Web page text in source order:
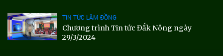
TIN TỨC LÂM ĐỒNG
Chương trình Tin tức Đắk Nông ngày
29/3/2024